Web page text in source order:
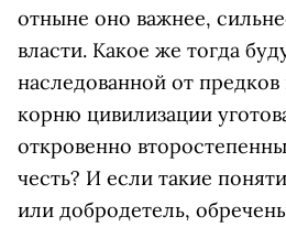
отныне оно важнее,
власти. Какое же тогда
наследованной от
корню цивилизации
откровенно
честь? И если такие
или добродетель,